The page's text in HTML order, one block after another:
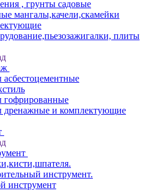
, грунты садовые
мангалы,качели,скамейки
плиты
асбестоцементные
гофрированные
дренажные и комплектующие
инструмент.
инструмент